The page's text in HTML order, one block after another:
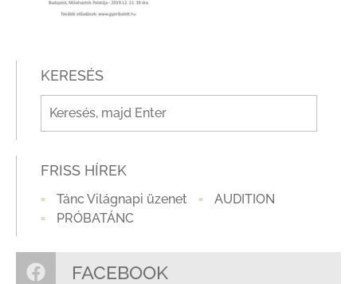
KERESÉS
FRISS HÍREK
Tánc Világnapi üzenet
AUDITION
PRÓBATÁNC
FACEBOOK